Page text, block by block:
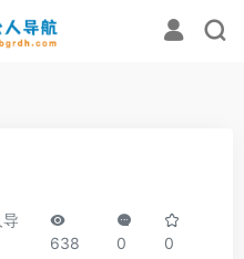
638 0 0